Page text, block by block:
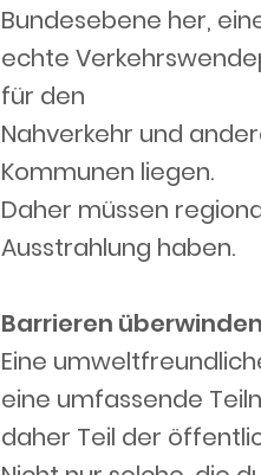
Bundesebene her,
echte
für den
Nahverkehr und
Kommunen liegen.
Daher müssen
Ausstrahlung haben.
Barrieren
Eine
eine umfassende
daher Teil der